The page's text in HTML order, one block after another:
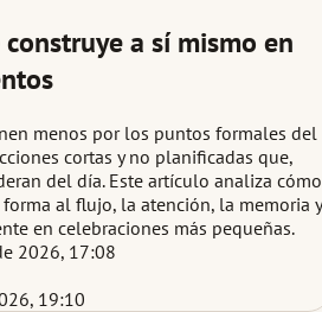
a sí mismo en
menos por los puntos formales del
cortas y no planificadas que,
del día. Este artículo analiza cómo
al flujo, la atención, la memoria y
en celebraciones más pequeñas.
2026, 17:08
19:10